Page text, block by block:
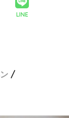
LINE